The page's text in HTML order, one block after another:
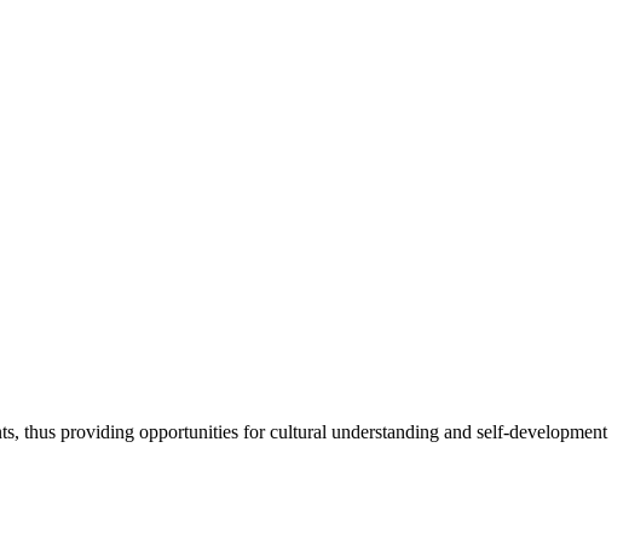
thus providing opportunities for cultural understanding and self-development